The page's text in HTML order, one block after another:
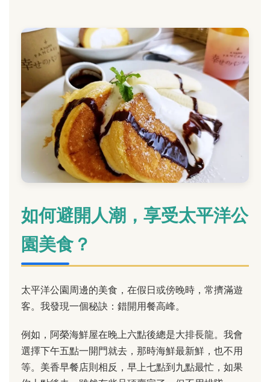
如何避開人潮，享受太平洋公
園美食？
太平洋公園周邊的美食，在假日或傍晚時，常擠滿遊
客。我發現一個秘訣：錯開用餐高峰。
例如，阿榮海鮮屋在晚上六點後總是大排長龍。我會
選擇下午五點一開門就去，那時海鮮最新鮮，也不用
等。美香早餐店則相反，早上七點到九點最忙，如果